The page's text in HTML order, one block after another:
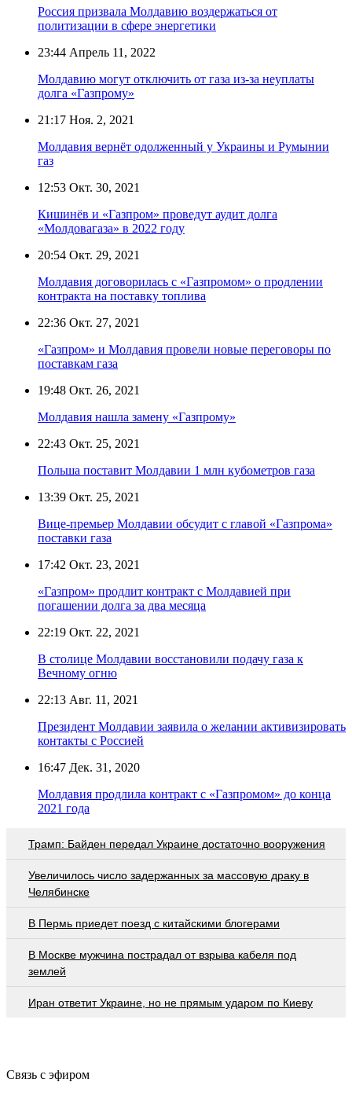
Россия призвала Молдавию воздержаться от
политизации в сфере энергетики
23:44 Апрель 11, 2022
Молдавию могут отключить от газа из-за неуплаты
долга «Газпрому»
21:17 Ноя. 2, 2021
Молдавия вернёт одолженный у Украины и Румынии
газ
12:53 Окт. 30, 2021
Кишинёв и «Газпром» проведут аудит долга
«Молдовагаза» в 2022 году
20:54 Окт. 29, 2021
Молдавия договорилась с «Газпромом» о продлении
контракта на поставку топлива
22:36 Окт. 27, 2021
«Газпром» и Молдавия провели новые переговоры по
поставкам газа
19:48 Окт. 26, 2021
Молдавия нашла замену «Газпрому»
22:43 Окт. 25, 2021
Польша поставит Молдавии 1 млн кубометров газа
13:39 Окт. 25, 2021
Вице-премьер Молдавии обсудит с главой «Газпрома»
поставки газа
17:42 Окт. 23, 2021
«Газпром» продлит контракт с Молдавией при
погашении долга за два месяца
22:19 Окт. 22, 2021
В столице Молдавии восстановили подачу газа к
Вечному огню
22:13 Авг. 11, 2021
Президент Молдавии заявила о желании активизировать
контакты с Россией
16:47 Дек. 31, 2020
Молдавия продлила контракт с «Газпромом» до конца
2021 года
Трамп: Байден передал Украине достаточно вооружения
Увеличилось число задержанных за массовую драку в
Челябинске
В Пермь приедет поезд с китайскими блогерами
В Москве мужчина пострадал от взрыва кабеля под
землей
Иран ответит Украине, но не прямым ударом по Киеву
Связь с эфиром